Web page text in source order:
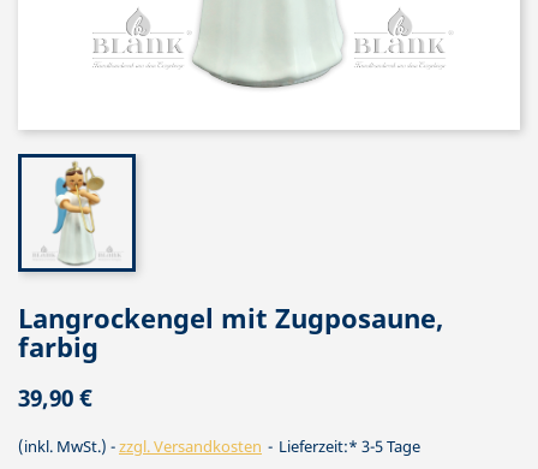
Langrockengel mit Zugposaune,
farbig
39,90 €
(inkl. MwSt.) zzgl. Versandkosten Lieferzeit:* 3-5 Tage